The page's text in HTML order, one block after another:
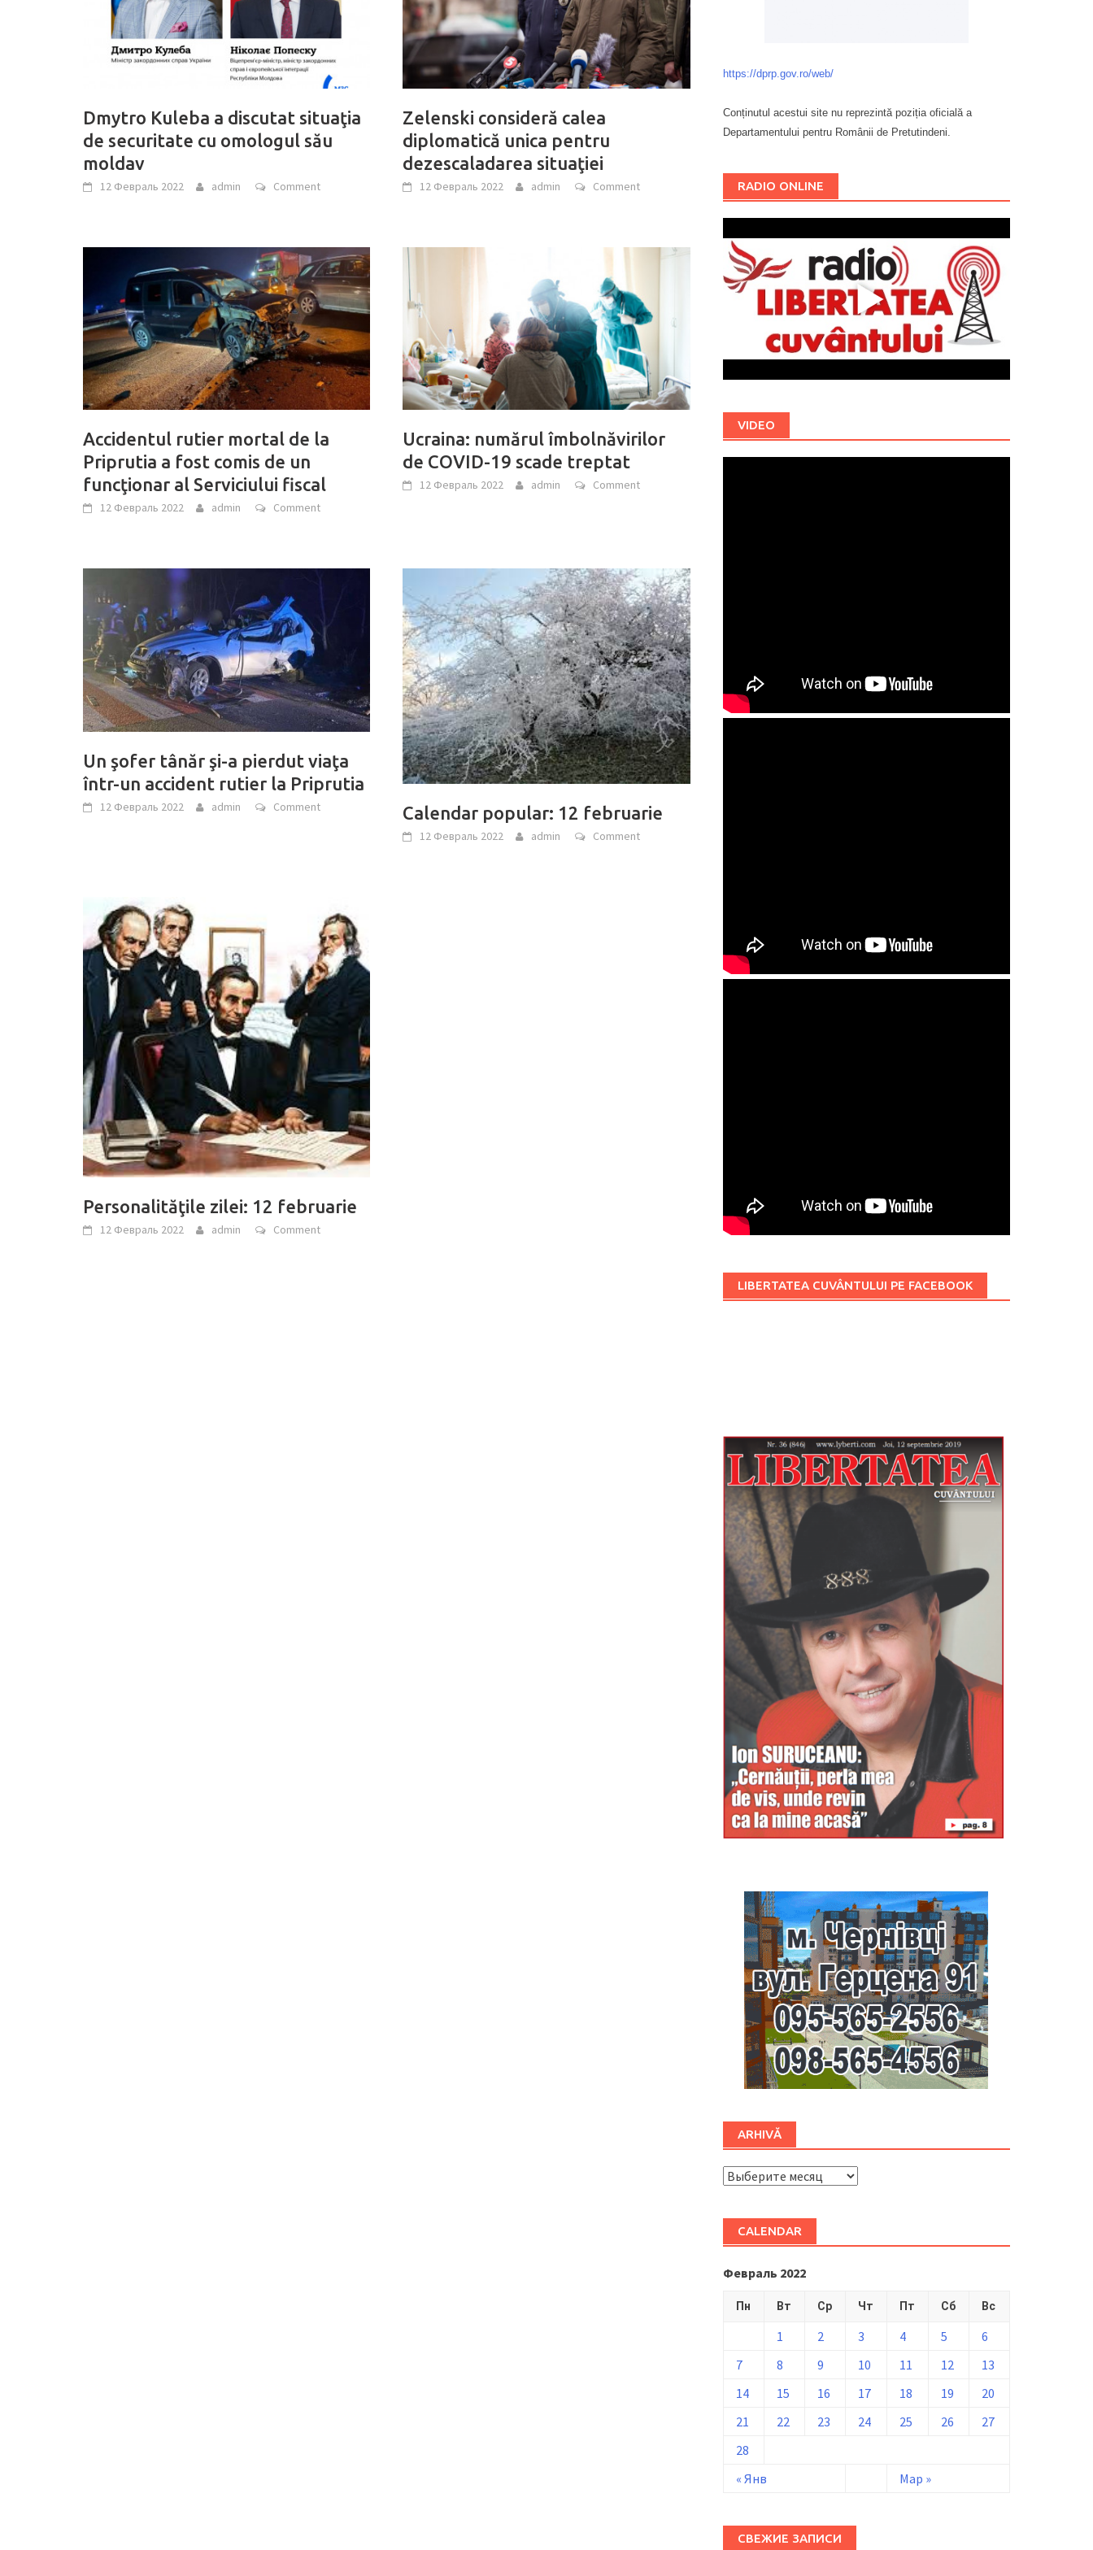
Dmytro Kuleba a discutat situaţia
de securitate cu omologul său
moldav
12 Февраль 2022 admin Comment
Zelenski consideră calea
diplomatică unica pentru
dezescaladarea situaţiei
12 Февраль 2022 admin Comment
Accidentul rutier mortal de la
Priprutia a fost comis de un
funcţionar al Serviciului fiscal
12 Февраль 2022 admin Comment
Ucraina: numărul îmbolnăvirilor
de COVID-19 scade treptat
12 Февраль 2022 admin Comment
Un şofer tânăr şi-a pierdut viaţa
într-un accident rutier la Priprutia
12 Февраль 2022 admin Comment Calendar popular: 12 februarie
12 Февраль 2022 admin Comment
Personalităţile zilei: 12 februarie
12 Февраль 2022 admin Comment
https://dprp.gov.ro/web/
Conținutul acestui site nu reprezintă poziția oficială a
Departamentului pentru Românii de Pretutindeni.
RADIO ONLINE
VIDEO
LIBERTATEA CUVÂNTULUI PE FACEBOOK
ARHIVĂ
ARHIVĂ
CALENDAR
Февраль 2022
Пн Вт Ср Чт Пт Сб Вс
« Янв Мар »
1 2 3 4 5
6
7
8 9 10 11 12
13
14
15 16 17 18 19
20
21
22 23 24 25 26
27
28
СВЕЖИЕ ЗАПИСИ